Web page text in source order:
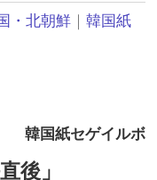
・北朝鮮 ｜韓国紙
韓国紙セゲイルボ
後」